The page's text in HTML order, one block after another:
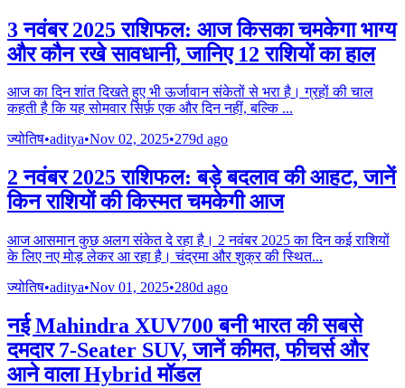
3 नवंबर 2025 राशिफल: आज किसका चमकेगा भाग्य
और कौन रखे सावधानी, जानिए 12 राशियों का हाल
आज का दिन शांत दिखते हुए भी ऊर्जावान संकेतों से भरा है। ग्रहों की चाल
कहती है कि यह सोमवार सिर्फ़ एक और दिन नहीं, बल्कि ...
ज्योतिष•aditya•Nov 02, 2025•279d ago
2 नवंबर 2025 राशिफल: बड़े बदलाव की आहट, जानें
किन राशियों की किस्मत चमकेगी आज
आज आसमान कुछ अलग संकेत दे रहा है। 2 नवंबर 2025 का दिन कई राशियों
के लिए नए मोड़ लेकर आ रहा है। चंद्रमा और शुक्र की स्थित...
ज्योतिष•aditya•Nov 01, 2025•280d ago
नई Mahindra XUV700 बनी भारत की सबसे
दमदार 7-Seater SUV, जानें कीमत, फीचर्स और
आने वाला Hybrid मॉडल